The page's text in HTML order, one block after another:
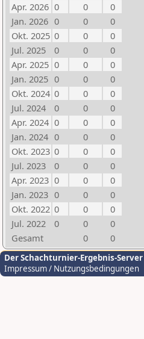
Apr. 2026 0 0
0
Jan. 2026 0 0
0
Okt. 2025 0 0
0
Jul. 2025
0 0
0
Apr. 2025 0 0
0
Jan. 2025 0 0
0
Okt. 2024 0 0
0
Jul. 2024
0 0
0
Apr. 2024 0 0
0
Jan. 2024 0 0
0
Okt. 2023 0 0
0
Jul. 2023
0 0
0
Apr. 2023 0 0
0
Jan. 2023 0 0
0
Okt. 2022 0 0
0
Jul. 2022
0 0
0
Gesamt
0 0
Der Schachturnier-Ergebnis-Server
Impressum / Nutzungsbedingungen